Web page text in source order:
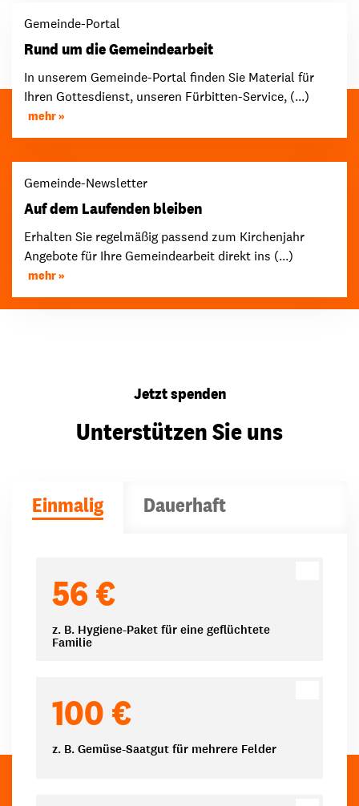
Gemeinde-Portal
Rund um die Gemeindearbeit
In unserem Gemeinde-Portal finden Sie Material für
Ihren Gottesdienst, unseren Fürbitten-Service, (...)
mehr
Gemeinde-Newsletter
Auf dem Laufenden bleiben
Erhalten Sie regelmäßig passend zum Kirchenjahr
Angebote für Ihre Gemeindearbeit direkt ins (...)
mehr
Jetzt spenden
Unterstützen Sie uns
Einmalig Dauerhaft
56 €
z. B. Hygiene-Paket für eine geflüchtete
Familie
100 €
z. B. Gemüse-Saatgut für mehrere Felder